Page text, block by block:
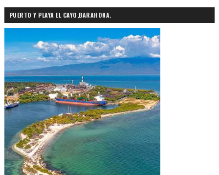
PUERTO Y PLAYA EL CAYO,BARAHONA.